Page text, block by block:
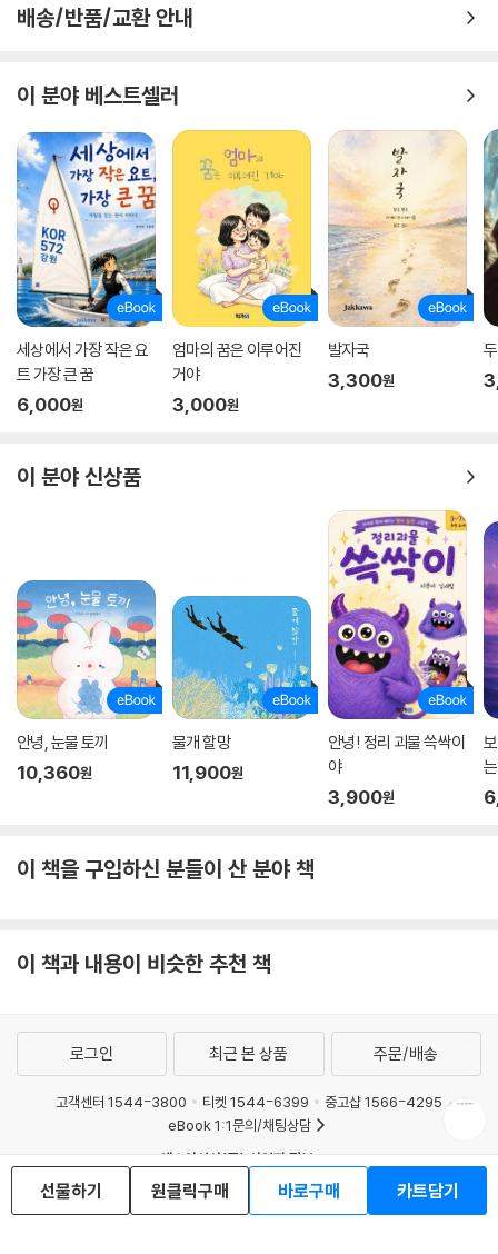
배송/반품/교환 안내
이 분야 베스트셀러
세상에서 가장 작은 요
트 가장 큰 꿈
6,000원
엄마의 꿈은 이루어진
거야
3,000원
발자국
3,300원
이 분야 신상품
안녕, 눈물 토끼
10,360원
물개 할망
11,900원
안녕! 정리 괴물 쓱싹이
야
3,900원
이 책을 구입하신 분들이 산 분야 책
이 책과 내용이 비슷한 추천 책
선물하기 원클릭구매 바로구매 카트담기
로그인 최근 본 상품 주문/배송
고객센터 1544-3800 티켓 1544-6399
중고샵 1566-4295
eBook 1:1문의/채팅상담
예스이십사(주) 사업자 정보
이용약관
개인정보처리방침
청소년보호정책
PC버전
회사소개
거래처관계자께